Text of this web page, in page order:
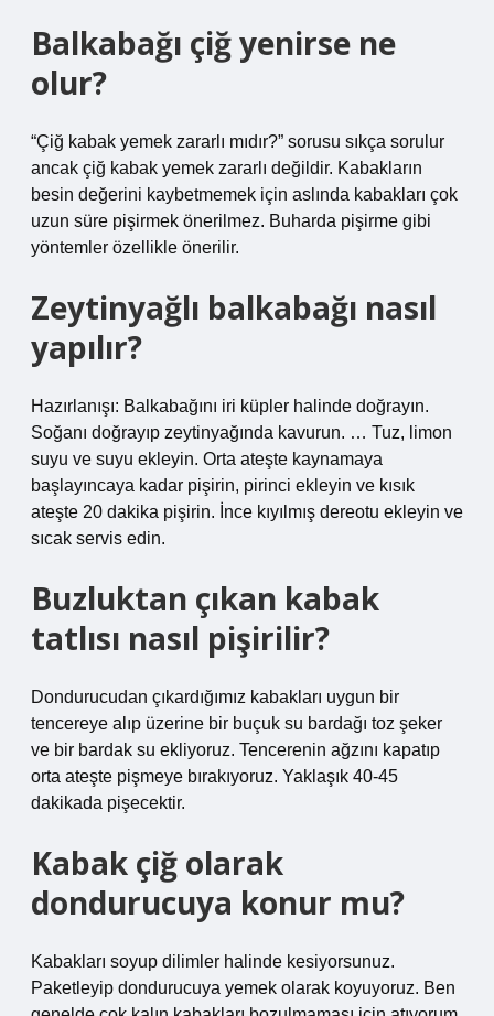
Balkabağı çiğ yenirse ne
olur?
“Çiğ kabak yemek zararlı mıdır?” sorusu sıkça sorulur
ancak çiğ kabak yemek zararlı değildir. Kabakların
besin değerini kaybetmemek için aslında kabakları çok
uzun süre pişirmek önerilmez. Buharda pişirme gibi
yöntemler özellikle önerilir.
Zeytinyağlı balkabağı nasıl
yapılır?
Hazırlanışı: Balkabağını iri küpler halinde doğrayın.
Soğanı doğrayıp zeytinyağında kavurun. … Tuz, limon
suyu ve suyu ekleyin. Orta ateşte kaynamaya
başlayıncaya kadar pişirin, pirinci ekleyin ve kısık
ateşte 20 dakika pişirin. İnce kıyılmış dereotu ekleyin ve
sıcak servis edin.
Buzluktan çıkan kabak
tatlısı nasıl pişirilir?
Dondurucudan çıkardığımız kabakları uygun bir
tencereye alıp üzerine bir buçuk su bardağı toz şeker
ve bir bardak su ekliyoruz. Tencerenin ağzını kapatıp
orta ateşte pişmeye bırakıyoruz. Yaklaşık 40-45
dakikada pişecektir.
Kabak çiğ olarak
dondurucuya konur mu?
Kabakları soyup dilimler halinde kesiyorsunuz.
Paketleyip dondurucuya yemek olarak koyuyoruz. Ben